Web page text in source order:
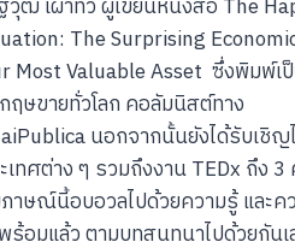
ฒิ เผ่าทวี ผู้เขียนหนังสือ The
The Surprising
Most Valuable Asset ซึ่งพิมพ์เ
ฤษขายทั่วโลก คอลัมนิสต์ทาง
นอกจากนั้นยังได้รับเชิญ
เทศต่าง ๆ รวมถึงงาน TEDx ถึง 3
าษณ์นี้อบอวลไปด้วยความรู้ และค
ร้อมแล้ว ตามบทสนทนาไปด้วยกัน